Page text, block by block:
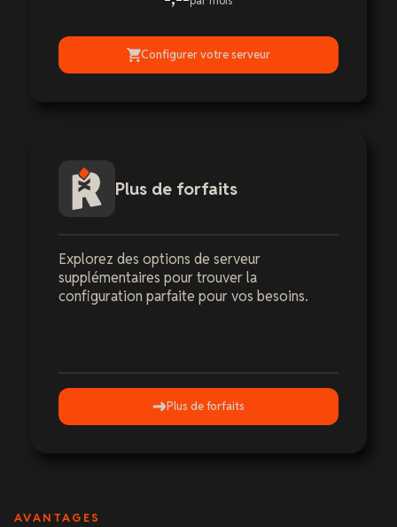
Configurer votre serveur
Plus de forfaits
Explorez des options de serveur
supplémentaires pour trouver la
configuration parfaite pour vos besoins.
Plus de forfaits
AVANTAGES